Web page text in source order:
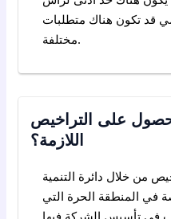
قد تكون هناك متطلبات
مختلفة.
على التراخيص
اللازمة؟
من خلال دائرة التنمية
في المنطقة الحرة التي